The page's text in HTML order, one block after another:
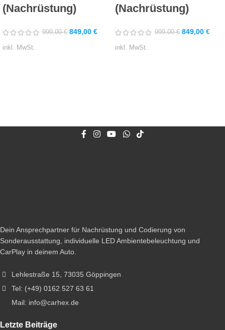
(Nachrüstung)
999,00€ 849,00 €
inkl. MwSt.
(Nachrüstung)
999,00€ 849,00 €
inkl. MwSt.
Dein Ansprechpartner für Nachrüstung und Codierung von
Sonderausstattung, individuelle LED Ambientebeleuchtung und
CarPlay in deinem Auto.
Lehlestraße 15, 73035 Göppingen
Tel: (+49) 0162 527 63 61
Mail: info@carhex.de
Letzte Beiträge